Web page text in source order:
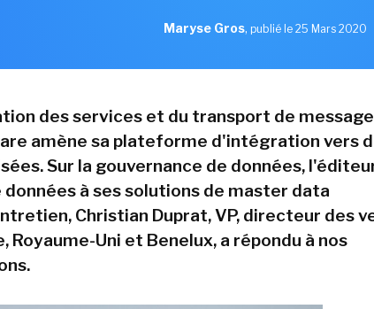
Maryse Gros, publié le 25 Mars 2020
des services et du transport de
amène sa plateforme d'intégration vers
Sur la gouvernance de données,
à ses solutions de master data
Christian Duprat, VP, directeur des
Royaume-Uni et Benelux, a répondu à nos